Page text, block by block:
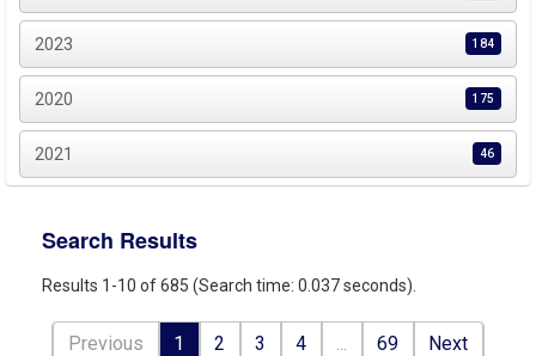
2023 184
2020 175
2021 46
Search Results
Results 1-10 of 685 (Search time: 0.037 seconds).
Previous 1 2 3 4 ... 69 Next